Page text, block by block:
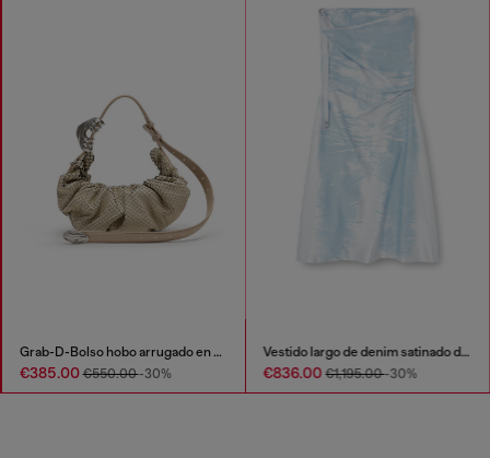
Grab-D-Bolso hobo arrugado en piel efecto serpiente
€385.00€550.00-30%
Vestido largo de denim satinado de color
€836.00€1,195.00-30%